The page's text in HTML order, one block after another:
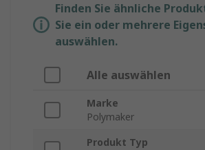
Finden Sie ähnliche
Sie ein oder mehrere
auswählen.
Alle auswählen
Marke
Polymaker
Produkt Typ